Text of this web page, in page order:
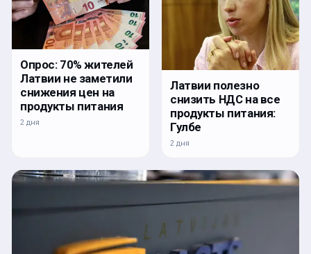
Опрос: 70% жителей
Латвии не заметили
снижения цен на
продукты питания
2 дня
Латвии полезно
снизить НДС на все
продукты питания:
Гулбе
2 дня